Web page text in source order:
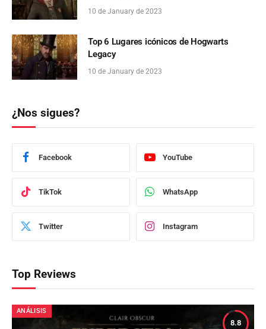
10 de January de 2023
Top 6 Lugares icónicos de Hogwarts
Legacy
10 de January de 2023
¿Nos sigues?
Facebook YouTube
TikTok WhatsApp
Twitter Instagram
Top Reviews
8.8
ANÁLISIS